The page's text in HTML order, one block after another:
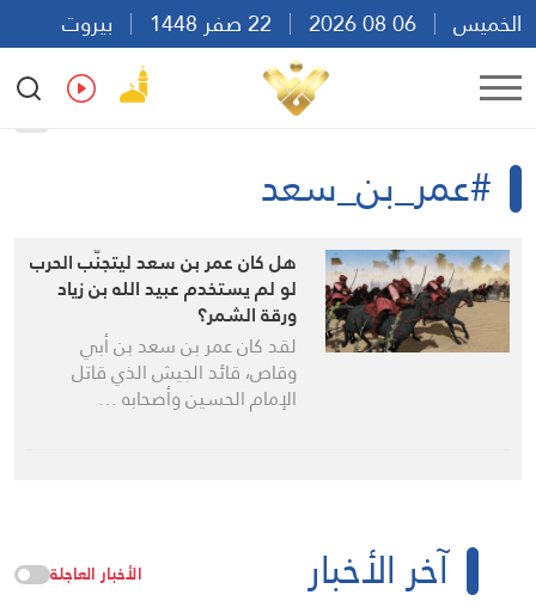
الخميس
بيروت
21:04
Ar
#عمر_بن_سعد
هل كان عمر بن سعد ليتجنّب الحرب
لو لم يستخدم عبيد الله بن زياد
ورقة الشمر؟
لقد كان عمر بن سعد بن أبي
وقاص، قائد الجيش الذي قاتل
الإمام الحسين وأصحابه …
آخر الأخبار الأخبار العاجلة